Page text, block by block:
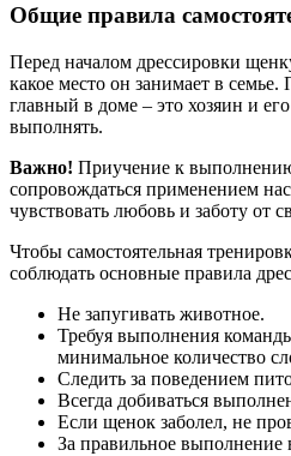
Общие правила
Перед началом дрессировки
какое место он занимает в
главный в доме – это хозяин и
выполнять.
Важно! Приучение к
сопровождаться применением
чувствовать любовь и заботу от
Чтобы самостоятельная
соблюдать основные правила
Не запугивать животное.
Требуя выполнения
минимальное количество
Следить за поведением
Всегда добиваться
Если щенок заболел, не
За правильное выполнение